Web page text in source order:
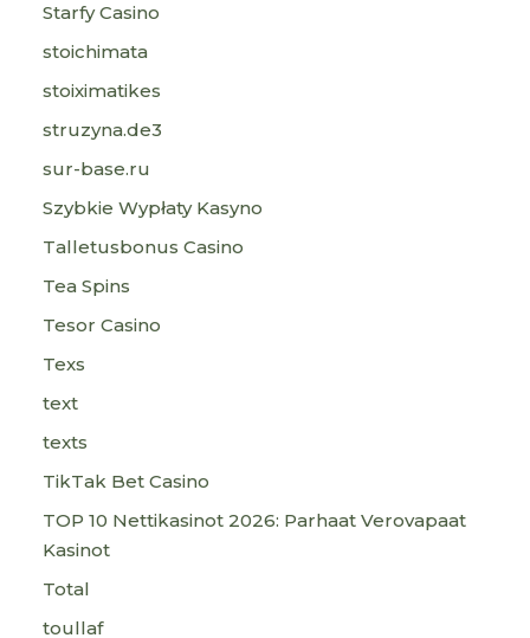
Starfy Casino
stoichimata
stoiximatikes
struzyna.de3
sur-base.ru
Szybkie Wypłaty Kasyno
Talletusbonus Casino
Tea Spins
Tesor Casino
Texs
text
texts
TikTak Bet Casino
TOP 10 Nettikasinot 2026: Parhaat Verovapaat
Kasinot
Total
toullaf